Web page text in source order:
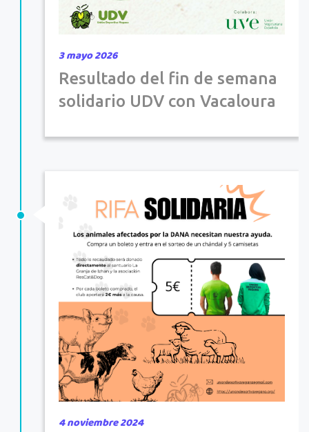
3 mayo 2026
Resultado del fin de semana
solidario UDV con Vacaloura
4 noviembre 2024